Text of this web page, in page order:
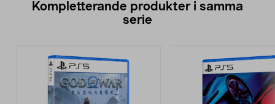
Kompletterande produkter i samma
serie